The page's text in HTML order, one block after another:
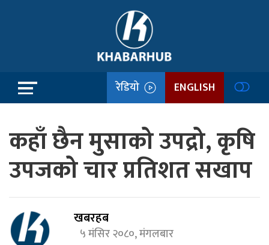
रेडियो ENGLISH
कहाँ छैन मुसाको उपद्रो, कृषि
उपजको चार प्रतिशत सखाप
खबरहब
५ मंसिर २०८०, मंगलबार